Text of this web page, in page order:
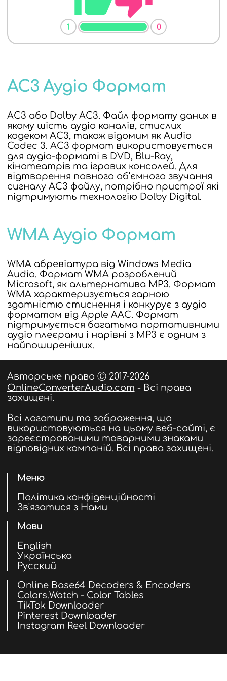
1 0
AC3 Аудіо Формат
AC3 або Dolby AC3. Файл формату даних в
якому шість аудіо каналів, стислих
кодеком AC3, також відомим як Audio
Codec 3. AC3 формат використовується
для аудіо-форматі в DVD, Blu-Ray,
кінотеатрів та ігрових консолей. Для
відтворення повного об'ємного звучання
сигналу AC3 файлу, потрібно пристрої які
підтримують технологію Dolby Digital.
WMA Аудіо Формат
WMA абревіатура від Windows Media
Audio. Формат WMA розроблений
Microsoft, як альтернатива MP3. Формат
WMA характеризується гарною
здатністю стиснення і конкурує з аудіо
форматом від Apple AAC. Формат
підтримується багатьма портативними
аудіо плеєрами і нарівні з MP3 є одним з
найпоширеніших.
Авторське право Ⓒ 2017-2026
OnlineConverterAudio.com - Всі права
захищені.
Всі логотипи та зображення, що
використовуються на цьому веб-сайті, є
зареєстрованими товарними знаками
відповідних компаній. Всі права захищені.
Меню
Політика конфіденційності
Зв'язатися з Нами
Мови
English
Українська
Русский
Online Base64 Decoders & Encoders
Colors.Watch - Color Tables
TikTok Downloader
Pinterest Downloader
Instagram Reel Downloader